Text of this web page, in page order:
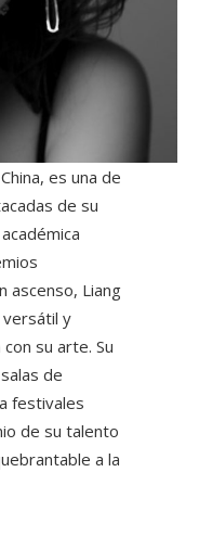
es una de
de su
ascenso, Liang
y
su arte. Su
de
festivales
de su talento
a la